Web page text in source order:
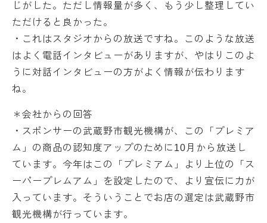
じがした。ただし情報量が多く、もう少し整理してい
ただけると良かった。
・これはスタジオからの放送ですね。このような放送
はよく電話インタビューがありますが、やはりこのよ
うに対話インタビューの方がよく情報が伝わります
ね。
＊会社からの回答
・スポンサーの武蔵野市観光機構が、この「プレミア
ム」の商品の認知度アップのために10月から放送し
ています。今年はこの「プレミアム」より上位の「ス
ーパープレムアム」を設定したので、より宣伝に力が
入っています。そういうことでお店の選定は武蔵野市
観光機構が行っています。